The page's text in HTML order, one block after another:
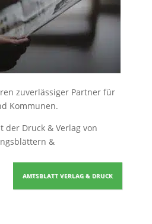
zuverlässiger Partner für
Kommunen.
der Druck & Verlag von
&
AMTSBLATT VERLAG & DRUCK